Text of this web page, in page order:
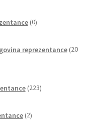
0izdelkov
reprezentance 20
223izdelkov
2izdelka